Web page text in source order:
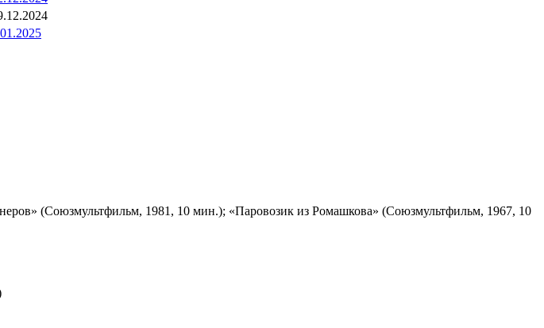
(Союзмультфильм, 1981, 10 мин.); «Паровозик из Ромашкова» (Союзмультфильм, 1967, 10